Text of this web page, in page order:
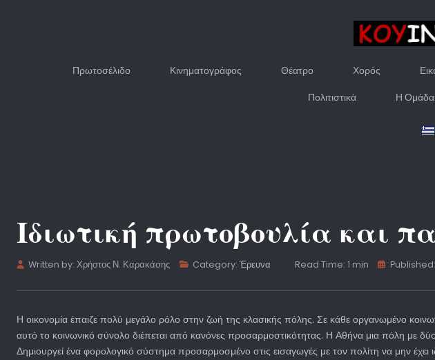
Πρωτοσέλιδο Κινηματογράφος Θέατρο Χορός
Πολιτιστικά Η Ομάδα
Ιδιωτική πρωτοβουλία και
Written by:Χρήστος Ν. Καρακάσης Category:Έρευνα Read Time: 1 min
Η οικονομία έπαιζε πολύ μεγάλο ρόλο στην ζωή της κλασικής πόλης. Σε κάθε οργανωμένο
αυτό το κοινωνικό σύνολο διέπεται από κανόνες προσαρμοστικότητας. Η Αθήνα μια πόλη με
Δημιουργεί ένα φορολογικό σύστημα προσαρμοσμένο στις εισαγωγές με τον πολίτη να μην έχει